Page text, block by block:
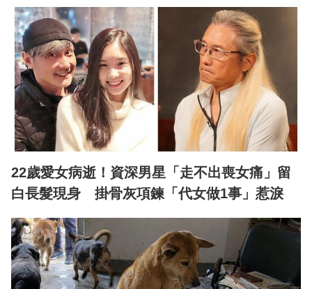
22歲愛女病逝！資深男星「走不出喪女痛」留
白長髮現身 掛骨灰項鍊「代女做1事」惹淚